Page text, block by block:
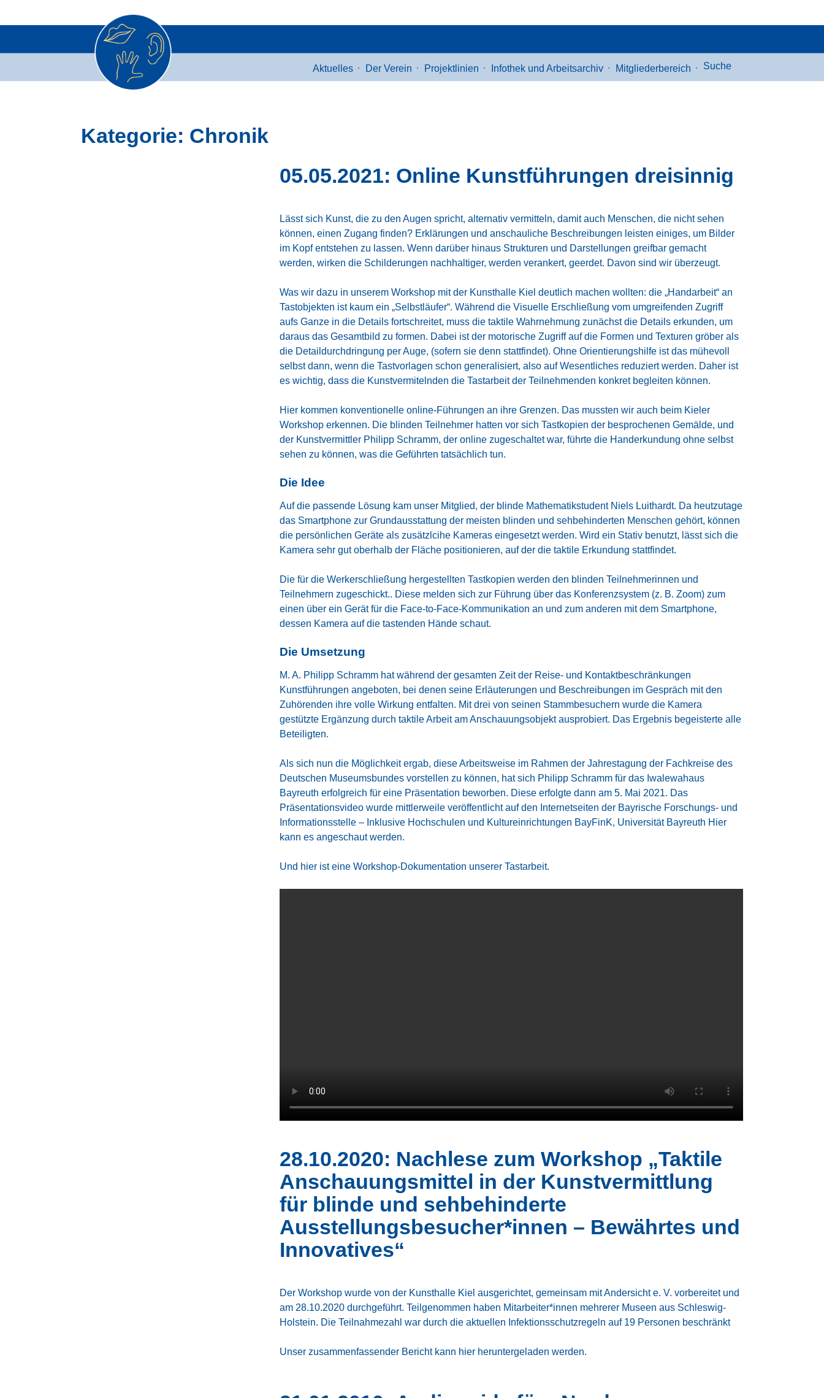
to
content
Aktuelles Der Verein Projektlinien Infothek und Arbeitsarchiv Mitgliederbereich SucheSearch
Kategorie: Chronik
05.05.2021: Online Kunstführungen dreisinnig
Lässt sich Kunst, die zu den Augen spricht, alternativ vermitteln, damit auch Menschen, die nicht sehen
können, einen Zugang finden? Erklärungen und anschauliche Beschreibungen leisten einiges, um Bilder
im Kopf entstehen zu lassen. Wenn darüber hinaus Strukturen und Darstellungen greifbar gemacht
werden, wirken die Schilderungen nachhaltiger, werden verankert, geerdet. Davon sind wir überzeugt.
Was wir dazu in unserem Workshop mit der Kunsthalle Kiel deutlich machen wollten: die „Handarbeit“ an
Tastobjekten ist kaum ein „Selbstläufer“. Während die Visuelle Erschließung vom umgreifenden Zugriff
aufs Ganze in die Details fortschreitet, muss die taktile Wahrnehmung zunächst die Details erkunden, um
daraus das Gesamtbild zu formen. Dabei ist der motorische Zugriff auf die Formen und Texturen gröber als
die Detaildurchdringung per Auge, (sofern sie denn stattfindet). Ohne Orientierungshilfe ist das mühevoll
selbst dann, wenn die Tastvorlagen schon generalisiert, also auf Wesentliches reduziert werden. Daher ist
es wichtig, dass die Kunstvermitelnden die Tastarbeit der Teilnehmenden konkret begleiten können.
Hier kommen konventionelle online-Führungen an ihre Grenzen. Das mussten wir auch beim Kieler
Workshop erkennen. Die blinden Teilnehmer hatten vor sich Tastkopien der besprochenen Gemälde, und
der Kunstvermittler Philipp Schramm, der online zugeschaltet war, führte die Handerkundung ohne selbst
sehen zu können, was die Geführten tatsächlich tun.
Die Idee
Auf die passende Lösung kam unser Mitglied, der blinde Mathematikstudent Niels Luithardt. Da heutzutage
das Smartphone zur Grundausstattung der meisten blinden und sehbehinderten Menschen gehört, können
die persönlichen Geräte als zusätzlcihe Kameras eingesetzt werden. Wird ein Stativ benutzt, lässt sich die
Kamera sehr gut oberhalb der Fläche positionieren, auf der die taktile Erkundung stattfindet.
Die für die Werkerschließung hergestellten Tastkopien werden den blinden Teilnehmerinnen und
Teilnehmern zugeschickt.. Diese melden sich zur Führung über das Konferenzsystem (z. B. Zoom) zum
einen über ein Gerät für die Face-to-Face-Kommunikation an und zum anderen mit dem Smartphone,
dessen Kamera auf die tastenden Hände schaut.
Die Umsetzung
M. A. Philipp Schramm hat während der gesamten Zeit der Reise- und Kontaktbeschränkungen
Kunstführungen angeboten, bei denen seine Erläuterungen und Beschreibungen im Gespräch mit den
Zuhörenden ihre volle Wirkung entfalten. Mit drei von seinen Stammbesuchern wurde die Kamera
gestützte Ergänzung durch taktile Arbeit am Anschauungsobjekt ausprobiert. Das Ergebnis begeisterte alle
Beteiligten.
Als sich nun die Möglichkeit ergab, diese Arbeitsweise im Rahmen der Jahrestagung der Fachkreise des
Deutschen Museumsbundes vorstellen zu können, hat sich Philipp Schramm für das Iwalewahaus
Bayreuth erfolgreich für eine Präsentation beworben. Diese erfolgte dann am 5. Mai 2021. Das
Präsentationsvideo wurde mittlerweile veröffentlicht auf den Internetseiten der Bayrische Forschungs- und
Informationsstelle – Inklusive Hochschulen und Kultureinrichtungen BayFinK, Universität Bayreuth Hier
kann es angeschaut werden.
Und hier ist eine Workshop-Dokumentation unserer Tastarbeit.
28.10.2020: Nachlese zum Workshop „Taktile
Anschauungsmittel in der Kunstvermittlung
für blinde und sehbehinderte
Ausstellungsbesucher*innen – Bewährtes und
Innovatives“
Der Workshop wurde von der Kunsthalle Kiel ausgerichtet, gemeinsam mit Andersicht e. V. vorbereitet und
am 28.10.2020 durchgeführt. Teilgenommen haben Mitarbeiter*innen mehrerer Museen aus Schleswig-
Holstein. Die Teilnahmezahl war durch die aktuellen Infektionsschutzregeln auf 19 Personen beschränkt
Unser zusammenfassender Bericht kann hier heruntergeladen werden.